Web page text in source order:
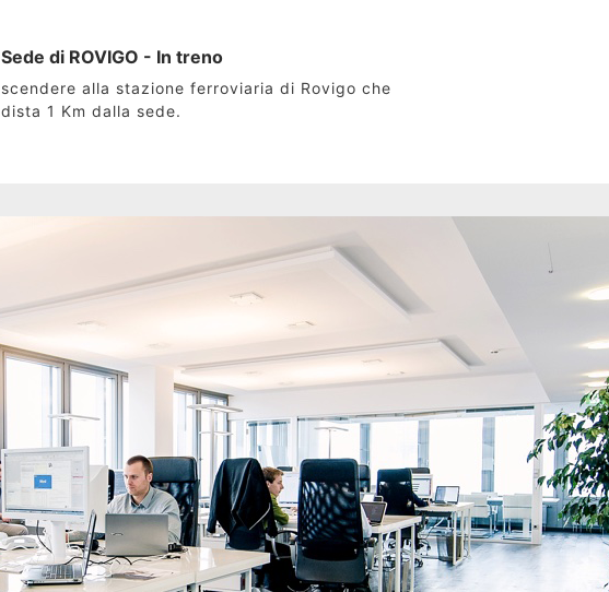
Sede di ROVIGO - In treno
scendere alla stazione ferroviaria di Rovigo che
dista 1 Km dalla sede.